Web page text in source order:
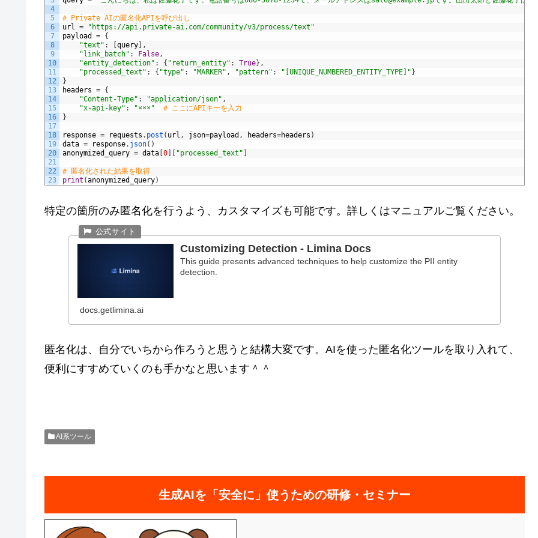
4
5
6
7
8
9
10
11
12
13
14
15
16
17
18
19
20
21
22
23
# Private AIの匿名化APIを呼び出し
url =
"https://api.private-ai.com/community/v3/process/text"
payload
= {
"text" : query
,
"link_batch" : False,
"entity_detection" : { "return_entity" : True} ,
"processed_text" : { "type" : "MARKER" , "pattern" : "[UNIQUE_NUMBERED_ENTITY_TYPE]" }
}
headers = {
"Content-Type" : "application/json" ,
"x-api-key" : "×××"
# ここにAPIキーを入力
}
response = requests . post ( url , json=payload , headers=headers )
data = response. json( )
anonymized_query = data 0 "processed_text"
# 匿名化された結果を取得
print (anonymized_query)
特定の箇所のみ匿名化を行うよう、カスタマイズも可能です。詳しくはマニュアルご覧ください。
Customizing Detection - Limina Docs
This guide presents advanced techniques to help customize the PII entity
detection.
docs.getlimina.ai
匿名化は、自分でいちから作ろうと思うと結構大変です。AIを使った匿名化ツールを取り入れて、
便利にすすめていくのも手かなと思います＾＾
AI系ツール
生成AIを「安全に」使うための研修・セミナー